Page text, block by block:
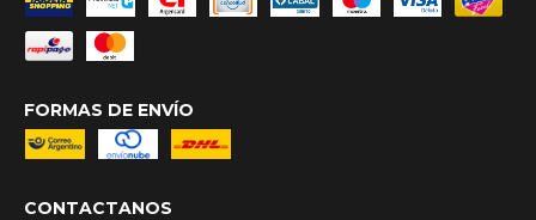
FORMAS DE ENVÍO
CONTACTANOS